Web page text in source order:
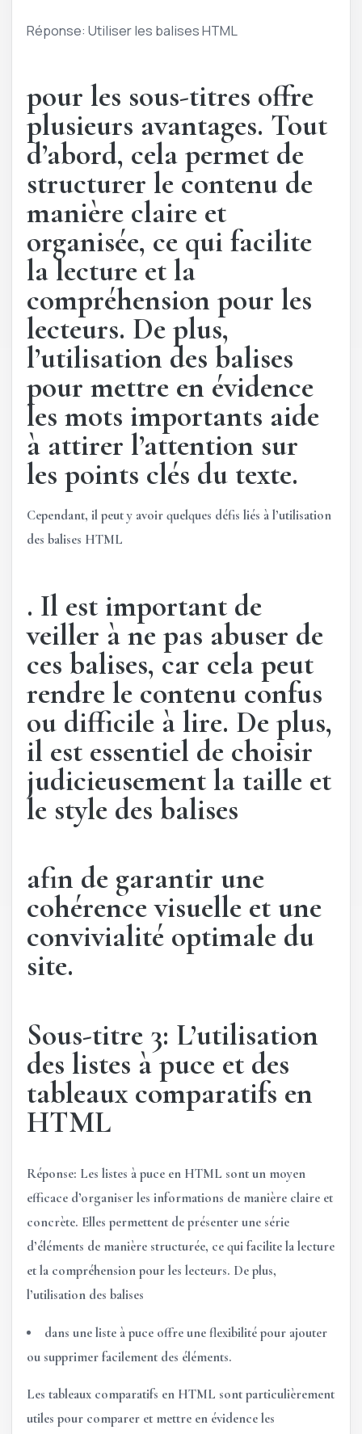
Réponse: Utiliser les balises HTML
pour les sous-titres offre
plusieurs avantages. Tout
d’abord, cela permet de
structurer le contenu de
manière claire et
organisée, ce qui facilite
la lecture et la
compréhension pour les
lecteurs. De plus,
l’utilisation des balises
pour mettre en évidence
les mots importants aide
à attirer l’attention sur
les points clés du texte.
Cependant, il peut y avoir quelques défis liés à l’utilisation
des balises HTML
. Il est important de
veiller à ne pas abuser de
ces balises, car cela peut
rendre le contenu confus
ou difficile à lire. De plus,
il est essentiel de choisir
judicieusement la taille et
le style des balises
afin de garantir une
cohérence visuelle et une
convivialité optimale du
site.
Sous-titre 3: L’utilisation
des listes à puce et des
tableaux comparatifs en
HTML
Réponse: Les listes à puce en HTML sont un moyen
efficace d’organiser les informations de manière claire et
concrète. Elles permettent de présenter une série
d’éléments de manière structurée, ce qui facilite la lecture
et la compréhension pour les lecteurs. De plus,
l’utilisation des balises
dans une liste à puce offre une flexibilité pour ajouter
ou supprimer facilement des éléments.
Les tableaux comparatifs en HTML sont particulièrement
utiles pour comparer et mettre en évidence les